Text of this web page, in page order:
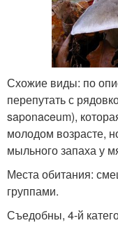
Схожие виды: по
перепутать с
saponaceum),
молодом возрасте,
мыльного запаха у
Места обитания:
группами.
Съедобны, 4-й